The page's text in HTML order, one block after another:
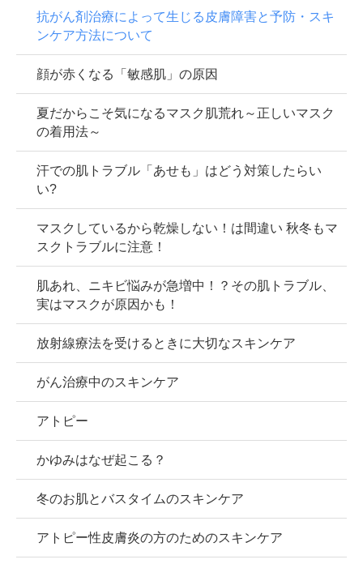
抗がん剤治療によって生じる皮膚障害と予防・スキ
ンケア方法について
顔が赤くなる「敏感肌」の原因
夏だからこそ気になるマスク肌荒れ～正しいマスク
の着用法～
汗での肌トラブル「あせも」はどう対策したらい
い?
マスクしているから乾燥しない！は間違い 秋冬もマ
スクトラブルに注意！
肌あれ、ニキビ悩みが急増中！？その肌トラブル、
実はマスクが原因かも！
放射線療法を受けるときに大切なスキンケア
がん治療中のスキンケア
アトピー
かゆみはなぜ起こる？
冬のお肌とバスタイムのスキンケア
アトピー性皮膚炎の方のためのスキンケア